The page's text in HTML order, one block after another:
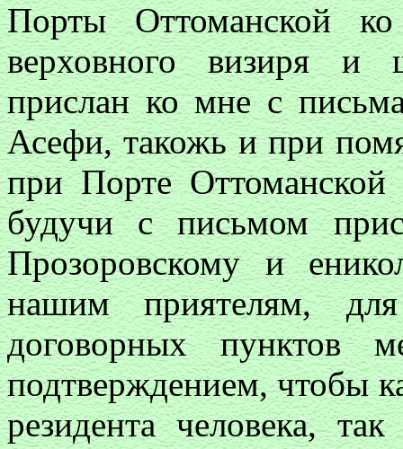
Порты Оттоманской
верховного визиря и
прислан ко мне с
Асефи, такожь и при
при Порте Оттоманской
будучи с письмом
Прозоровскому и
нашим приятелям,
договорных пунктов
подтверждением, чтобы
резидента человека,